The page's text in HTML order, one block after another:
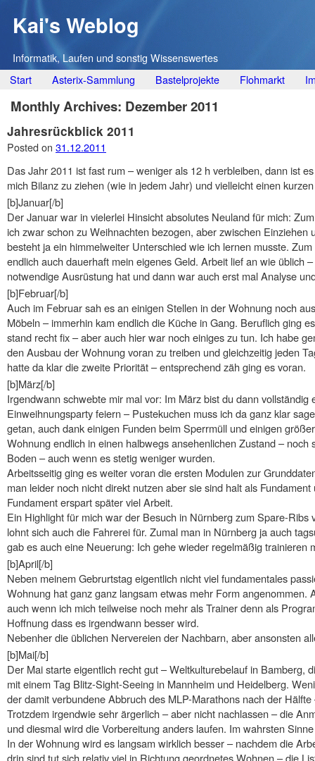
Kai's Weblog
Informatik, Laufen und sonstig Wissenswertes
Main menu
Skip
to
Start Asterix-Sammlung Bastelprojekte Flohmarkt
Monthly Archives: Dezember 2011
Jahresrückblick 2011
Posted on 31.12.2011
Das Jahr 2011 ist fast rum – weniger als 12 h verbleiben, dann ist
mich Bilanz zu ziehen (wie in jedem Jahr) und vielleicht einen
[b]Januar[/b]
Der Januar war in vielerlei Hinsicht absolutes Neuland für mich:
ich zwar schon zu Weihnachten bezogen, aber zwischen Einziehen
besteht ja ein himmelweiter Unterschied wie ich lernen musste.
endlich auch dauerhaft mein eigenes Geld. Arbeit lief an wie üblich
notwendige Ausrüstung hat und dann war auch erst mal Analyse
[b]Februar[/b]
Auch im Februar sah es an einigen Stellen in der Wohnung noch
Möbeln – immerhin kam endlich die Küche in Gang. Beruflich ging
stand recht fix – aber auch hier war noch einiges zu tun. Ich habe
den Ausbau der Wohnung voran zu treiben und gleichzeitig jeden
hatte da klar die zweite Priorität – entsprechend zäh ging es voran.
[b]März[/b]
Irgendwann schwebte mir mal vor: Im März bist du dann vollständig
Einweihnungsparty feiern – Pustekuchen muss ich da ganz klar
getan, auch dank einigen Funden beim Sperrmüll und einigen
Wohnung endlich in einen halbwegs ansehenlichen Zustand –
Boden – auch wenn es stetig weniger wurden.
Arbeitsseitig ging es weiter voran die ersten Modulen zur
man leider noch nicht direkt nutzen aber sie sind halt als
Fundament erspart später viel Arbeit.
Ein Highlight für mich war der Besuch in Nürnberg zum Spare-Ribs
lohnt sich auch die Fahrerei für. Zumal man in Nürnberg ja auch
gab es auch eine Neuerung: Ich gehe wieder regelmäßig trainieren
[b]April[/b]
Neben meinem Gebrurtstag eigentlich nicht viel fundamentales
Wohnung hat ganz ganz langsam etwas mehr Form angenommen.
auch wenn ich mich teilweise noch mehr als Trainer denn als
Hoffnung dass es irgendwann besser wird.
Nebenher die üblichen Nervereien der Nachbarn, aber ansonsten
[b]Mai[/b]
Der Mai starte eigentlich recht gut – Weltkulturebelauf in Bamberg,
mit einem Tag Blitz-Sight-Seeing in Mannheim und Heidelberg.
der damit verbundene Abbruch des MLP-Marathons nach der
Trotzdem irgendwie sehr ärgerlich – aber nicht nachlassen – die
und diesmal wird die Vorbereitung anders laufen. Im wahrsten
In der Wohnung wird es langsam wirklich besser – nachdem die
drin sind tut sich relativ viel in Richtung geordnetes Wohnen – die